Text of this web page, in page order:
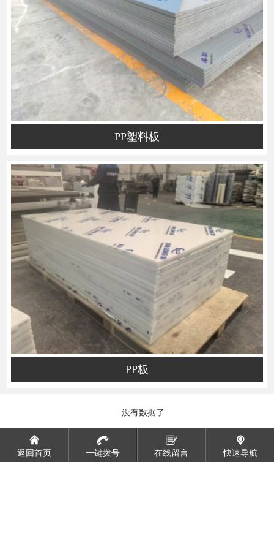
PP塑料板
PP板
没有数据了
返回首页 一键拨号 在线留言 快速导航